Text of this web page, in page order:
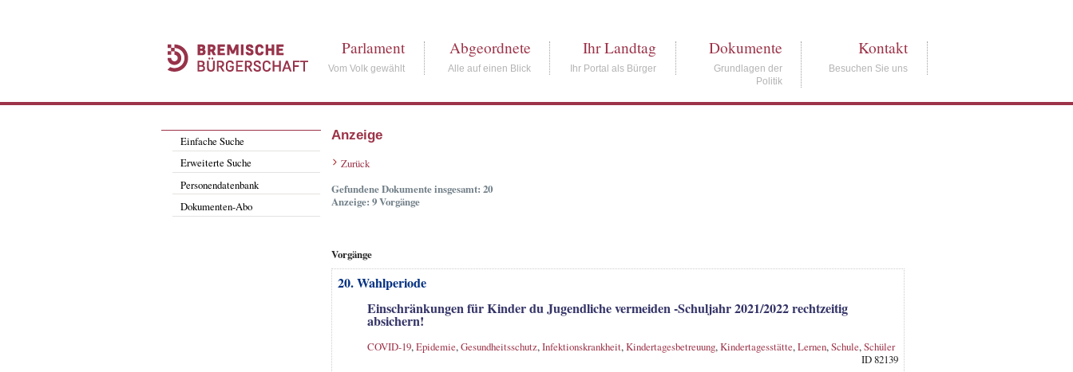
Parlament
Vom Volk gewählt
Abgeordnete
Alle auf einen Blick
Ihr Landtag
Ihr Portal als Bürger
Dokumente
Grundlagen der
Politik
Kontakt
Besuchen Sie uns
Einfache Suche
Erweiterte Suche
Personendatenbank
Dokumenten-Abo
Anzeige
Zurück
Gefundene Dokumente insgesamt: 20
Anzeige: 9 Vorgänge
Vorgänge
20. Wahlperiode
Einschränkungen für Kinder du Jugendliche vermeiden -Schuljahr 2021/2022 rechtzeitig
absichern!
COVID-19,Epidemie,Gesundheitsschutz,Infektionskrankheit,Kindertagesbetreuung,Kindertagesstätte,Lernen,Schule,Schüler
ID 82139